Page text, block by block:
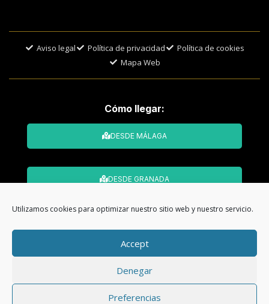
Utilizamos cookies para optimizar nuestro sitio web y nuestro servicio.
Accept
Denegar
Preferencias
Aviso legal Política de privacidad
Política de cookies
Mapa Web
Cómo llegar:
DESDE MÁLAGA
DESDE GRANADA
desarrollada porCMA Comunicación